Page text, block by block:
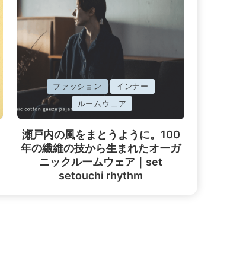
に
載
済
み
ファッション
インナー
ルームウェア
瀬戸内の風をまとうように。100
年の繊維の技から生まれたオーガ
ニックルームウェア｜set
setouchi rhythm